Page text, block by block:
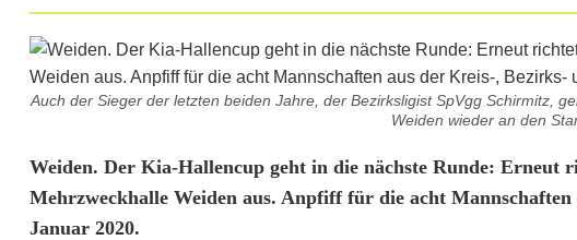
Auch der Sieger der letzten beiden Jahre, der Bezirksligist SpVgg Schirmitz,
Weiden wieder an den
S
t
Weiden. Der Kia-Hallencup geht in die nächste Runde:
Mehrzweckhalle Weiden aus. Anpfiff für die acht
Januar 2020.